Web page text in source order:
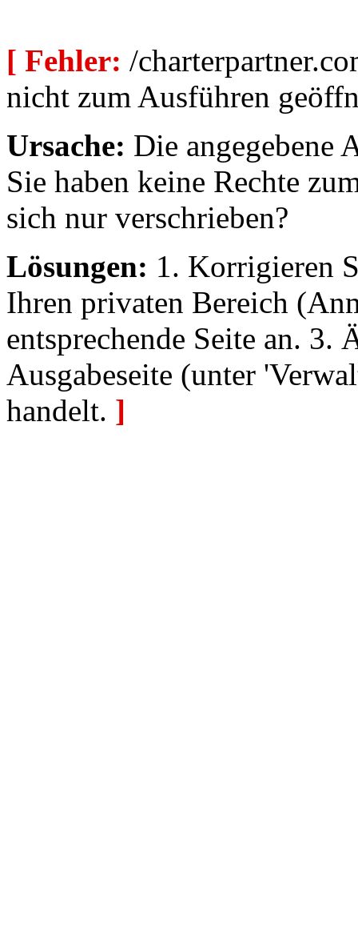
[ Fehler: /
nicht zum Ausführen
Ursache: Die angegebene
Sie haben keine Rechte
sich nur verschrieben?
Lösungen: 1. Korrigieren
Ihren privaten Bereich
entsprechende Seite an. 3.
Ausgabeseite (unter
handelt. ]